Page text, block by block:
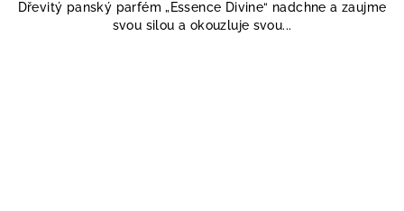
z
5
Dřevitý panský parfém „Essence Divine“ nadchne a zaujme
svou silou a okouzluje svou...